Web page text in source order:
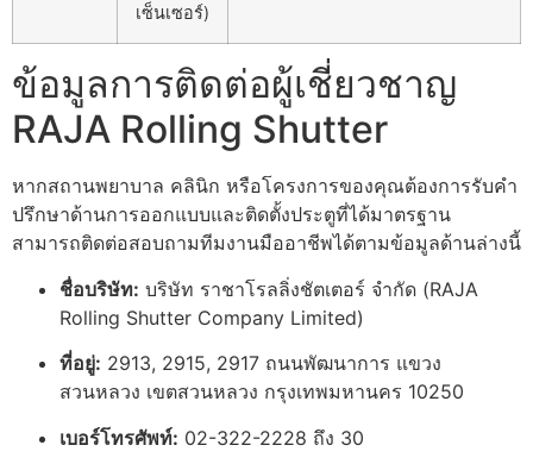
เซ็นเซอร์)
ข้อมูลการติดต่อผู้เชี่ยวชาญ
RAJA Rolling Shutter
หากสถานพยาบาล คลินิก หรือโครงการของคุณต้องการรับคำ
ปรึกษาด้านการออกแบบและติดตั้งประตูที่ได้มาตรฐาน
สามารถติดต่อสอบถามทีมงานมืออาชีพได้ตามข้อมูลด้านล่างนี้
ชื่อบริษัท: บริษัท ราชาโรลลิ่งชัตเตอร์ จำกัด (RAJA
Rolling Shutter Company Limited)
ที่อยู่: 2913, 2915, 2917 ถนนพัฒนาการ แขวง
สวนหลวง เขตสวนหลวง กรุงเทพมหานคร 10250
เบอร์โทรศัพท์: 02-322-2228 ถึง 30